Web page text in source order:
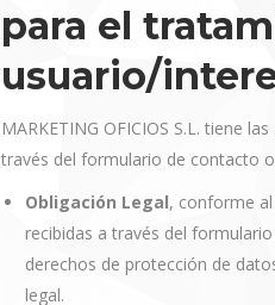
para el
usuario/
MARKETING OFICIOS S.L. tiene
través del formulario de contacto
Obligación Legal, conforme
recibidas a través del
derechos de protección de
legal.